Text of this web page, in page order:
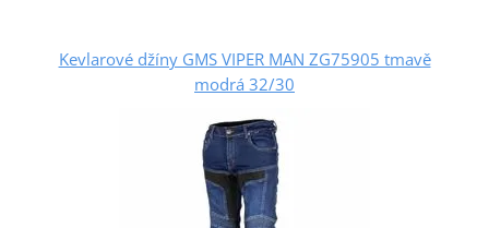
Kevlarové džíny GMS VIPER MAN ZG75905 tmavě
modrá 32/30